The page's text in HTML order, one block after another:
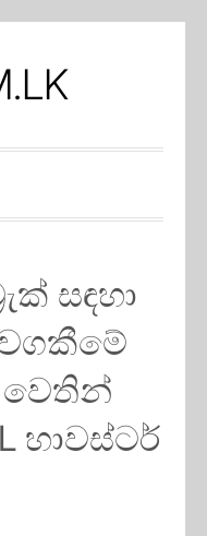
සඳහා
වෙතින්
හාවස්ටර්